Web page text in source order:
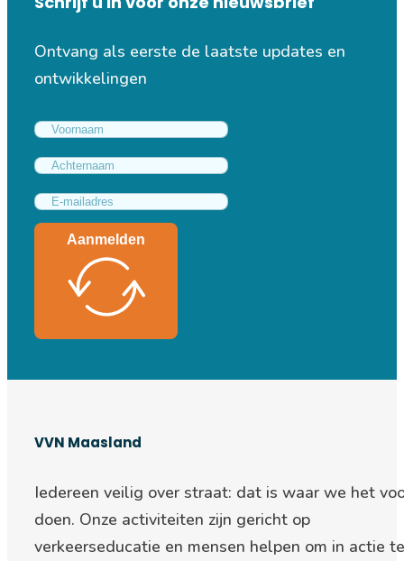
Ontvang als eerste de laatste updates en
ontwikkelingen
Aanmelden
VVN Maasland
Iedereen veilig over straat: dat is waar we het
doen. Onze activiteiten zijn gericht op
verkeerseducatie en mensen helpen om in actie te